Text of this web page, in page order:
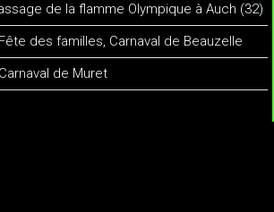
de la flamme Olympique à Auch (32)
des familles, Carnaval de Beauzelle
de Muret